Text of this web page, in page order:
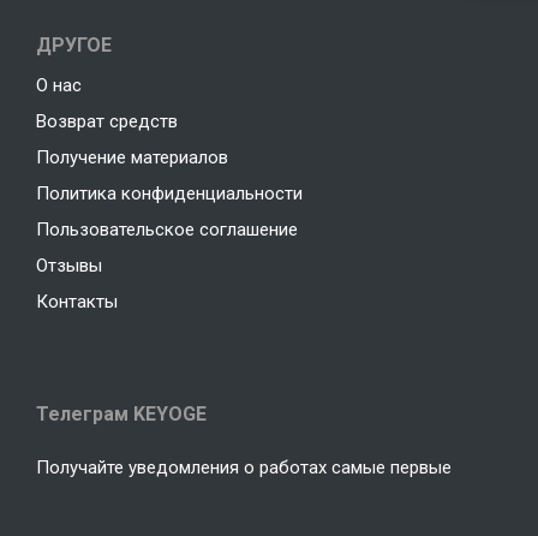
ДРУГОЕ
О нас
Возврат средств
Получение материалов
Политика конфиденциальности
Пользовательское соглашение
Отзывы
Контакты
Телеграм KEYOGE
Получайте уведомления о работах самые первые